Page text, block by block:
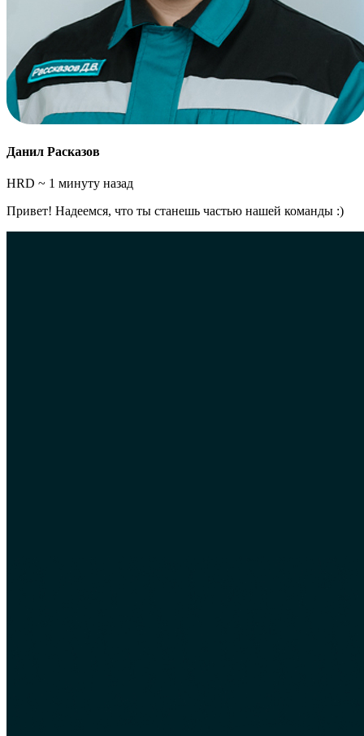
Данил Расказов
HRD ~ 1 минуту назад
Привет! Надеемся, что ты станешь частью нашей команды :)